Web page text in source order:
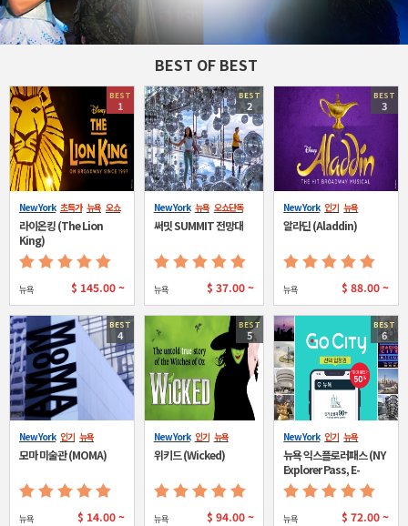
BEST OF BEST
BEST
1
New York 초특가 뉴욕 오쇼
단독
라이온킹 (The Lion
King)
뉴욕 $ 145.00 ~
BEST
2
New York 뉴욕 오쇼단독
써밋 SUMMIT 전망대
뉴욕 $37.00 ~
BEST
3
New York 인기 뉴욕
알라딘 (Aladdin)
뉴욕 $ 88.00 ~
BEST
4
New York 인기 뉴욕
모마 미술관 (MOMA)
뉴욕 $ 14.00 ~
BEST
5
New York 인기 뉴욕
위키드 (Wicked)
뉴욕 $94.00 ~
BEST
6
New York 인기 뉴욕
뉴욕 익스플로러패스 (NY
Explorer Pass, E-
ticket)
뉴욕 $ 72.00 ~